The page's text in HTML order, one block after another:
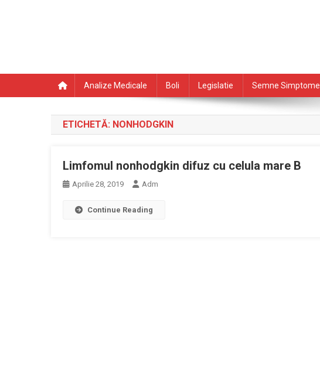
Analize Medicale Boli Legislatie Semne Simptome
ETICHETĂ: NONHODGKIN
Limfomul nonhodgkin difuz cu celula mare B
Aprilie 28, 2019 Adm
Continue Reading